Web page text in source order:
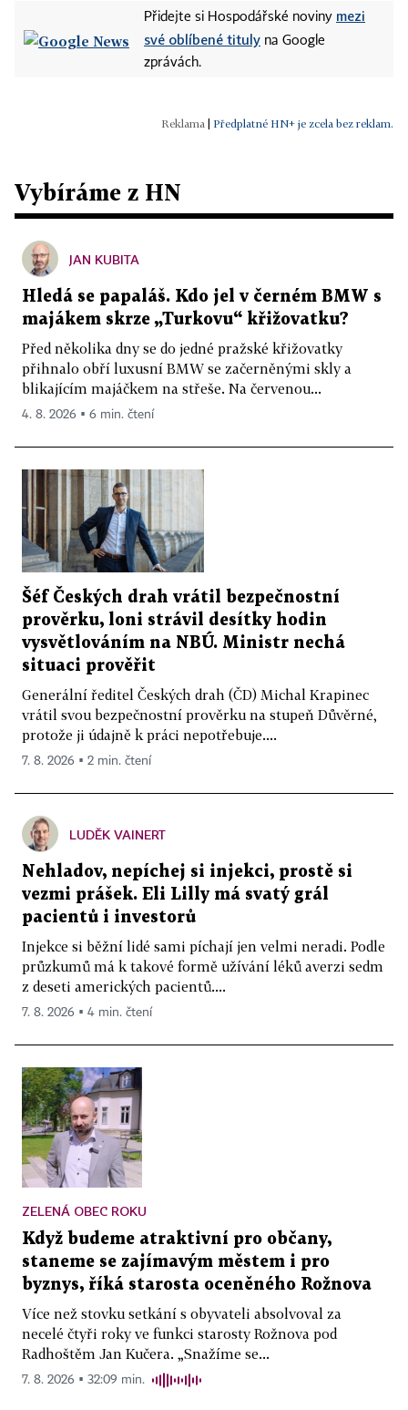
Přidejte si Hospodářské noviny mezi
své oblíbené tituly na Google
zprávách.
Předplatné HN+ je zcela bez reklam.
Vybíráme z HN
JAN KUBITA
Hledá se papaláš. Kdo jel v černém BMW s
majákem skrze „Turkovu“ křižovatku?
Před několika dny se do jedné pražské křižovatky
přihnalo obří luxusní BMW se začerněnými skly a
blikajícím majáčkem na střeše. Na červenou...
4. 8. 2026 ▪ 6 min. čtení
Šéf Českých drah vrátil bezpečnostní
prověrku, loni strávil desítky hodin
vysvětlováním na NBÚ. Ministr nechá
situaci prověřit
Generální ředitel Českých drah (ČD) Michal Krapinec
vrátil svou bezpečnostní prověrku na stupeň Důvěrné,
protože ji údajně k práci nepotřebuje....
7. 8. 2026 ▪ 2 min. čtení
LUDĚK VAINERT
Nehladov, nepíchej si injekci, prostě si
vezmi prášek. Eli Lilly má svatý grál
pacientů i investorů
Injekce si běžní lidé sami píchají jen velmi neradi. Podle
průzkumů má k takové formě užívání léků averzi sedm
z deseti amerických pacientů....
7. 8. 2026 ▪ 4 min. čtení
ZELENÁ OBEC ROKU
Když budeme atraktivní pro občany,
staneme se zajímavým městem i pro
byznys, říká starosta oceněného Rožnova
Více než stovku setkání s obyvateli absolvoval za
necelé čtyři roky ve funkci starosty Rožnova pod
Radhoštěm Jan Kučera. „Snažíme se...
7. 8. 2026 ▪ 32:09 min.